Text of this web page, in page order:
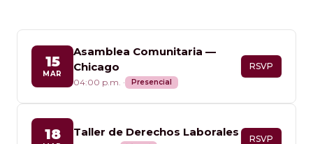
15
MAR
Asamblea Comunitaria —
Chicago
04:00 p.m. · Presencial
RSVP
18 Taller de Derechos Laborales
RSVP